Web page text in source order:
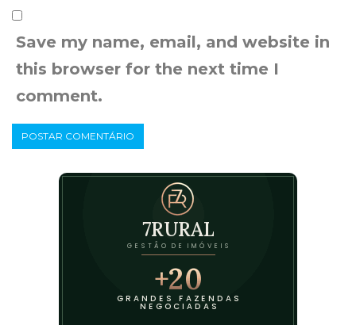
Save my name, email, and website in
this browser for the next time I
comment.